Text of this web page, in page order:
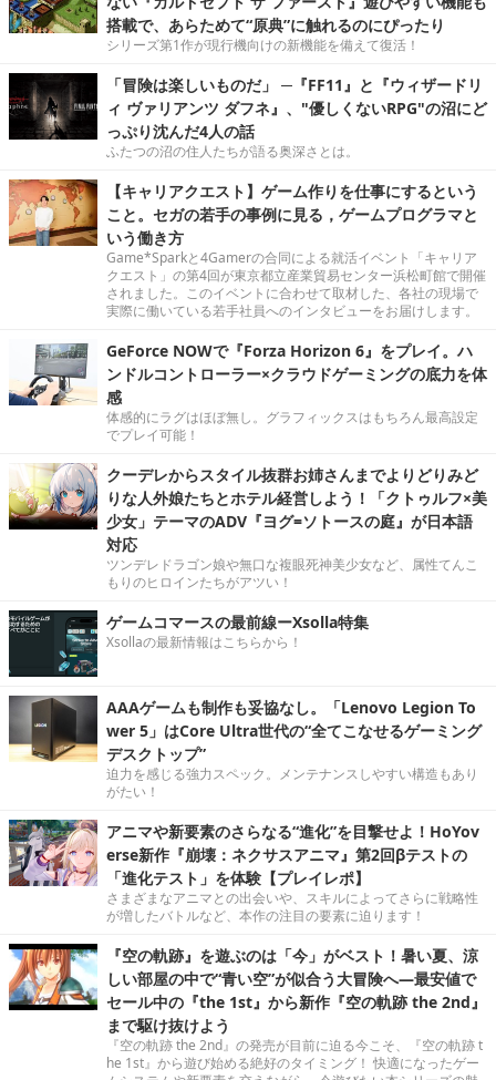
搭載で、あらためて“原典”に触れるのにぴったり
シリーズ第1作が現行機向けの新機能を備えて復活！
「冒険は楽しいものだ」 ─『FF11』と『ウィザードリ
ィ ヴァリアンツ ダフネ』、"優しくないRPG"の沼にど
っぷり沈んだ4人の話
ふたつの沼の住人たちが語る奥深さとは。
【キャリアクエスト】ゲーム作りを仕事にするという
こと。セガの若手の事例に見る，ゲームプログラマと
いう働き方
Game*Sparkと4Gamerの合同による就活イベント「キャリア
クエスト」の第4回が東京都立産業貿易センター浜松町館で開催
されました。このイベントに合わせて取材した、各社の現場で
実際に働いている若手社員へのインタビューをお届けします。
GeForce NOWで『Forza Horizon 6』をプレイ。ハ
ンドルコントローラー×クラウドゲーミングの底力を体
感
体感的にラグはほぼ無し。グラフィックスはもちろん最高設定
でプレイ可能！
クーデレからスタイル抜群お姉さんまでよりどりみど
りな人外娘たちとホテル経営しよう！「クトゥルフ×美
少女」テーマのADV『ヨグ=ソトースの庭』が日本語
対応
ツンデレドラゴン娘や無口な複眼死神美少女など、属性てんこ
もりのヒロインたちがアツい！
ゲームコマースの最前線ーXsolla特集
Xsollaの最新情報はこちらから！
AAAゲームも制作も妥協なし。「Lenovo Legion To
wer 5」はCore Ultra世代の“全てこなせるゲーミング
デスクトップ”
迫力を感じる強力スペック。メンテナンスしやすい構造もあり
がたい！
アニマや新要素のさらなる“進化”を目撃せよ！HoYov
erse新作『崩壊：ネクサスアニマ』第2回βテストの
「進化テスト」を体験【プレイレポ】
さまざまなアニマとの出会いや、スキルによってさらに戦略性
が増したバトルなど、本作の注目の要素に迫ります！
『空の軌跡』を遊ぶのは「今」がベスト！暑い夏、涼
しい部屋の中で“青い空”が似合う大冒険へ―最安値で
セール中の『the 1st』から新作『空の軌跡 the 2nd』
まで駆け抜けよう
『空の軌跡 the 2nd』の発売が目前に迫る今こそ、『空の軌跡 t
he 1st』から遊び始める絶好のタイミング！ 快適になったゲー